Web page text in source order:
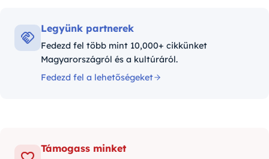
Legyünk partnerek
Fedezd fel több mint 10,000+ cikkünket
Magyarországról és a kultúráról.
Fedezd fel a lehetőségeket
Támogass minket